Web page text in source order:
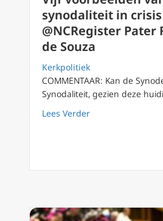
synodaliteit in crisis
@NCRegister Pater
de Souza
Kerkpolitiek
COMMENTAAR: Kan de
Synodaliteit, gezien deze
Lees Verderabout Vijf